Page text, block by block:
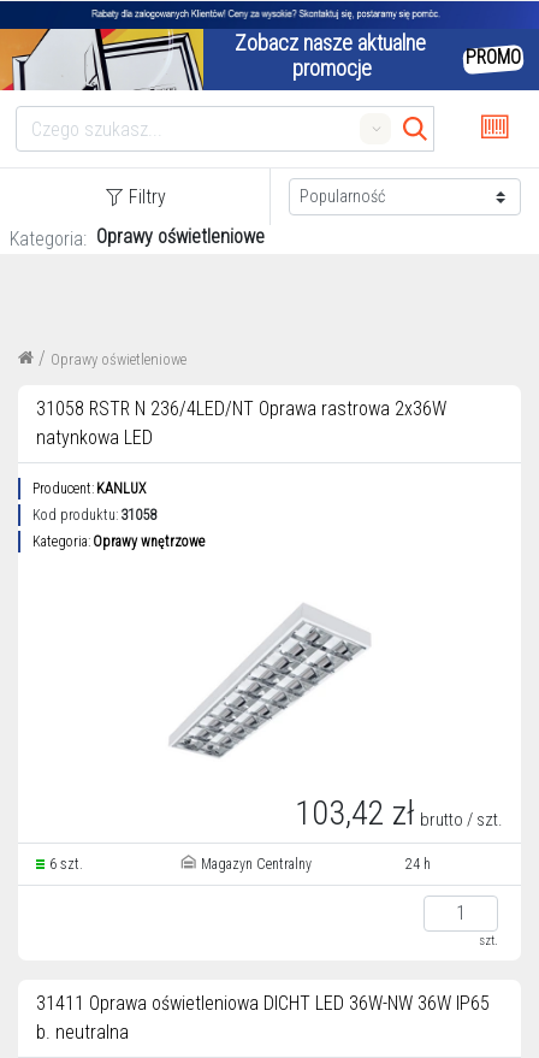
Zobacz nasze aktualne
promocje
PROMO
Filtry
Kategoria: Oprawy oświetleniowe
Oprawy oświetleniowe
/
31058 RSTR N 236/4LED/NT Oprawa rastrowa 2x36W
natynkowa LED
Producent: KANLUX
Kod produktu: 31058
Kategoria: Oprawy wnętrzowe
103,42 zł brutto / szt.
6 szt. Magazyn Centralny 24 h
szt.
31411 Oprawa oświetleniowa DICHT LED 36W-NW 36W IP65
b. neutralna